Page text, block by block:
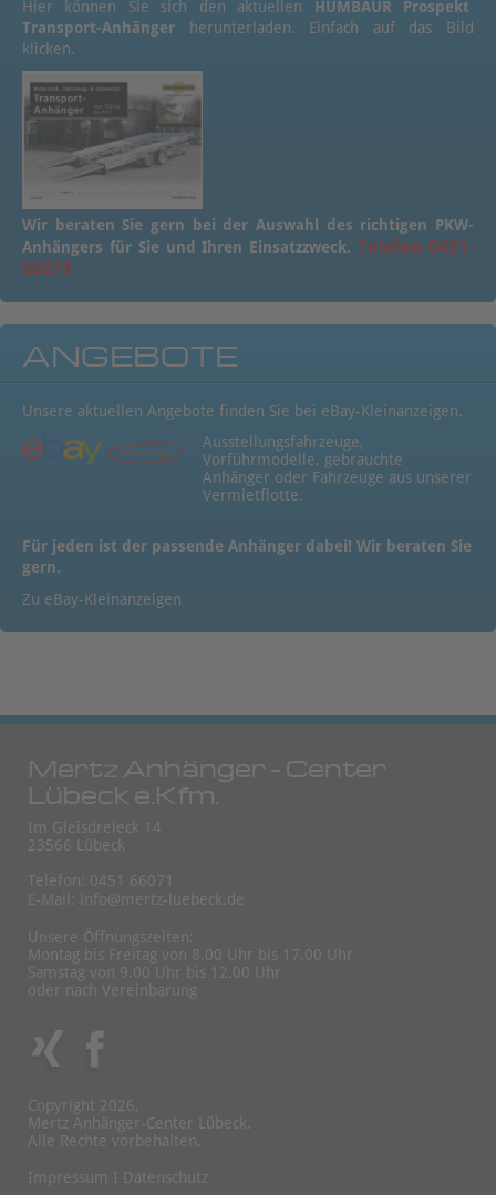
Hier können Sie sich den aktuellen HUMBAUR Prospekt
Transport-Anhänger herunterladen. Einfach auf das Bild
klicken.
Wir beraten Sie gern bei der Auswahl des richtigen PKW-
Anhängers für Sie und Ihren Einsatzzweck.Telefon 0451-
66071
ANGEBOTE
Unsere aktuellen Angebote finden Sie bei eBay-Kleinanzeigen.
Ausstellungsfahrzeuge,
Vorführmodelle, gebrauchte
Anhänger oder Fahrzeuge aus unserer
Vermietflotte.
Für jeden ist der passende Anhänger dabei! Wir beraten Sie
gern.
Zu eBay-Kleinanzeigen
Mertz Anhänger - Center
Lübeck e.Kfm.
Im Gleisdreieck 14
23566 Lübeck
Telefon: 0451 66071
E-Mail:
info@mertz-luebeck.de
Unsere Öffnungszeiten:
Montag bis Freitag von 8.00 Uhr bis 17.00 Uhr
Samstag von 9.00 Uhr bis 12.00 Uhr
oder nach Vereinbarung
Copyright 2026,
Mertz Anhänger-Center Lübeck.
Alle Rechte vorbehalten.
Impressum I Datenschutz